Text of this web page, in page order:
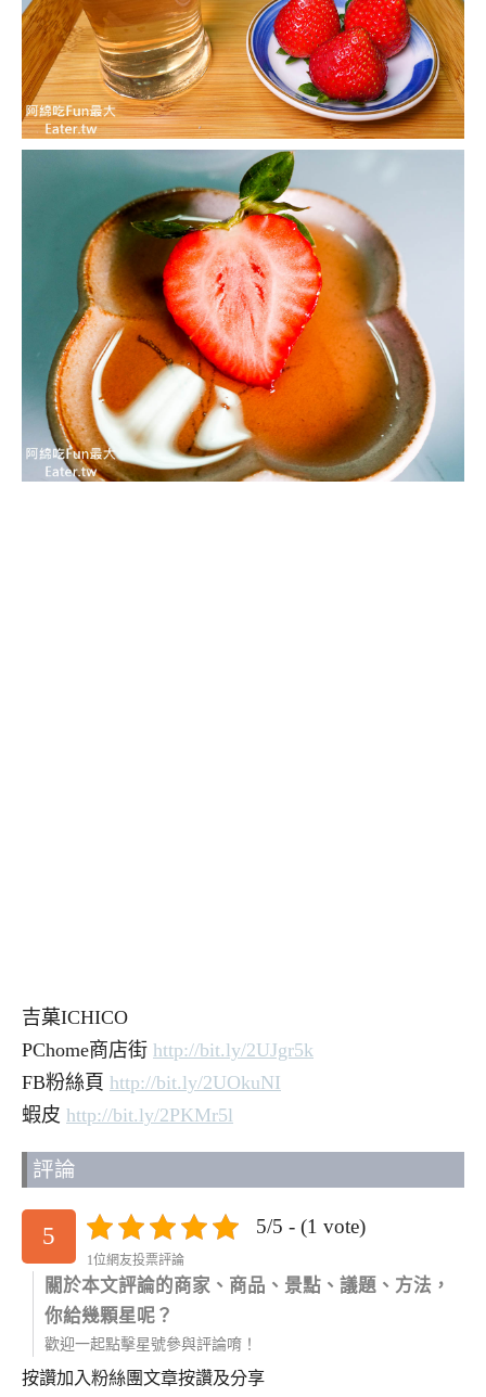
吉菓ICHICO
PChome商店街 http://bit.ly/2UJgr5k
FB粉絲頁 http://bit.ly/2UOkuNI
蝦皮 http://bit.ly/2PKMr5l
評論
5 5/5 - (1 vote)
1位網友投票評論
關於本文評論的商家、商品、景點、議題、方法，
你給幾顆星呢？
歡迎一起點擊星號參與評論唷！
按讚加入粉絲團文章按讚及分享